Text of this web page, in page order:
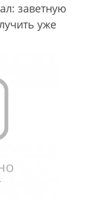
заветную
уже